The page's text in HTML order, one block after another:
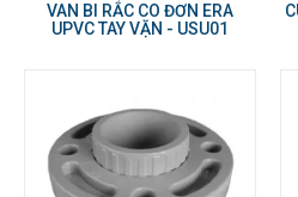
VAN BI RẮC CO ĐƠN ERA
UPVC TAY VẶN - USU01